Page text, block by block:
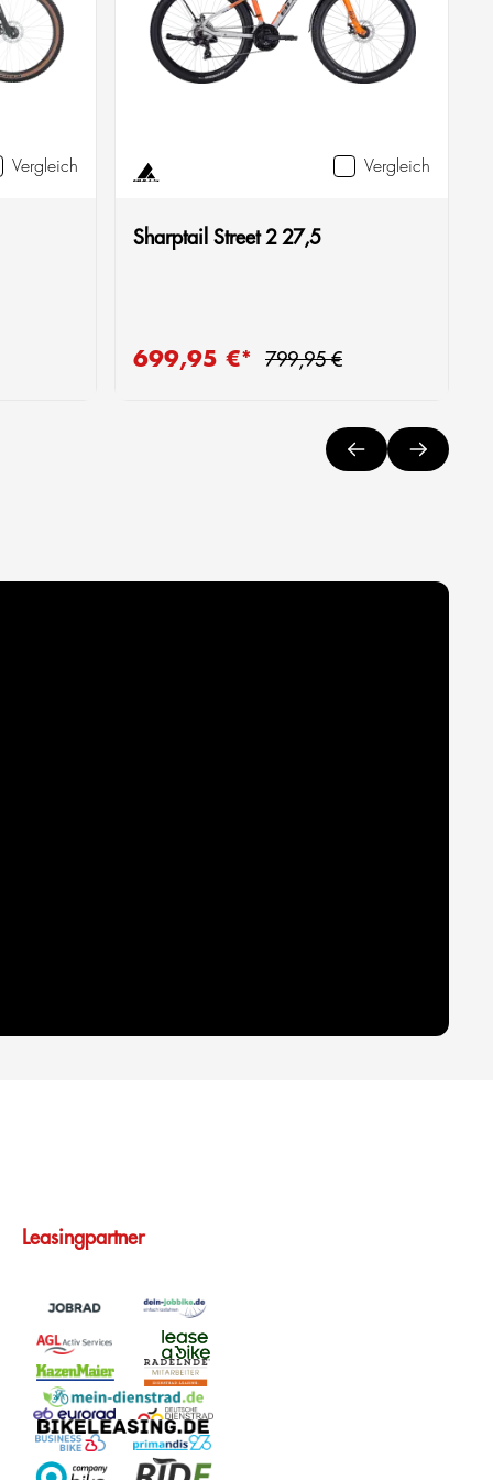
Vergleich Vergleich
Sharptail Street 2 27,5
Verkaufspreis:
699,95 €* Regulärer Preis:
799,95 €
Leasingpartner